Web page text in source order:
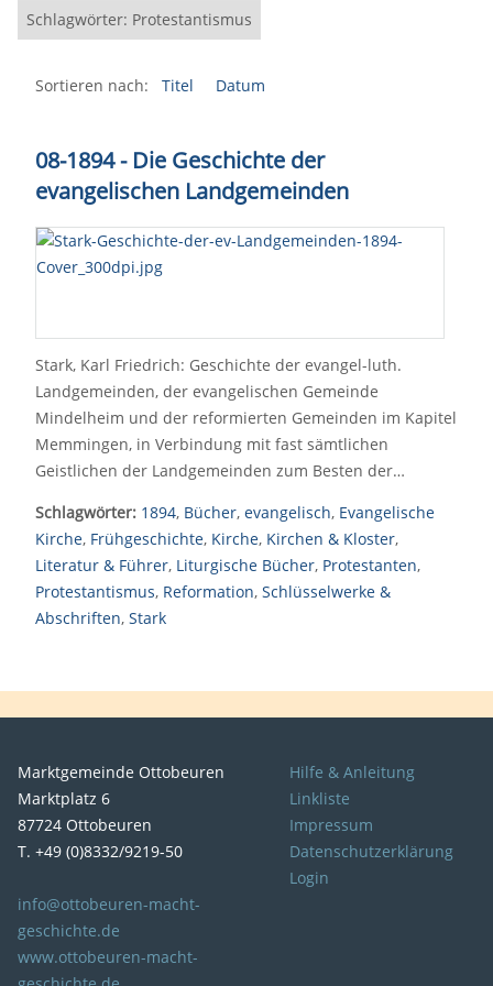
Schlagwörter: Protestantismus
Sortieren nach: Titel Datum
08-1894 - Die Geschichte der
evangelischen Landgemeinden
Stark, Karl Friedrich: Geschichte der evangel-luth.
Landgemeinden, der evangelischen Gemeinde
Mindelheim und der reformierten Gemeinden im Kapitel
Memmingen, in Verbindung mit fast sämtlichen
Geistlichen der Landgemeinden zum Besten der…
Schlagwörter: 1894, Bücher, evangelisch, Evangelische
Kirche, Frühgeschichte, Kirche, Kirchen & Kloster,
Literatur & Führer, Liturgische Bücher, Protestanten,
Protestantismus, Reformation, Schlüsselwerke &
Abschriften, Stark
Marktgemeinde Ottobeuren
Marktplatz 6
87724 Ottobeuren
T. +49 (0)8332/9219-50
info@ottobeuren-macht-
geschichte.de
www.ottobeuren-macht-
Hilfe & Anleitung
Linkliste
Impressum
Datenschutzerklärung
Login